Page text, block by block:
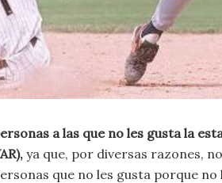
a las que no les gusta la
ya que, por diversas razones,
que no les gusta porque